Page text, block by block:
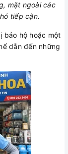
mặt ngoài các
tiếp cận.
bảo hộ hoặc một
dẫn đến những